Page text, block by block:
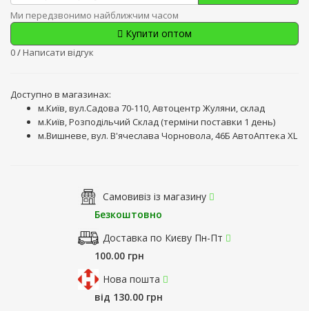
Ми передзвонимо найближчим часом
Купити оптом
0/ Написати відгук
Доступно в магазинах:
м.Київ, вул.Садова 70-110, Автоцентр Жуляни, склад
м.Київ, Розподільчий Склад (терміни поставки 1 день)
м.Вишневе, вул. В'ячеслава Чорновола, 46Б АвтоАптека XL
Самовивіз із магазину
Безкоштовно
Доставка по Києву Пн-Пт
100.00 грн
Нова пошта
від 130.00 грн